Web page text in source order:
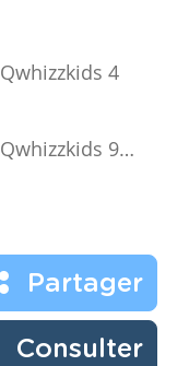
Qwhizzkids 4
Qwhizzkids 9…
Partager
Consulter